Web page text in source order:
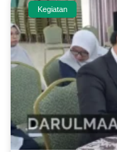
Kegiatan